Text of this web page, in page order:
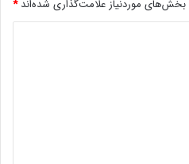
بخش‌های موردنیاز علامت‌گذاری شده‌اند*